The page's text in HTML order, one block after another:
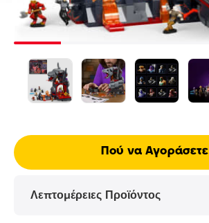
Πού να Αγοράσετε
Λεπτομέρειες Προϊόντος